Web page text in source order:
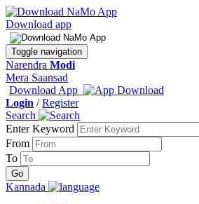
Download app
Toggle navigation
Narendra Modi
Mera Saansad
Download App
Login /Register
Search
Enter Keyword
From
To
Kannada